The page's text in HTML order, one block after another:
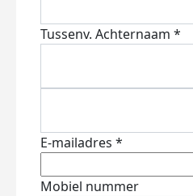
Tussenv. Achternaam *
E-mailadres *
Mobiel nummer